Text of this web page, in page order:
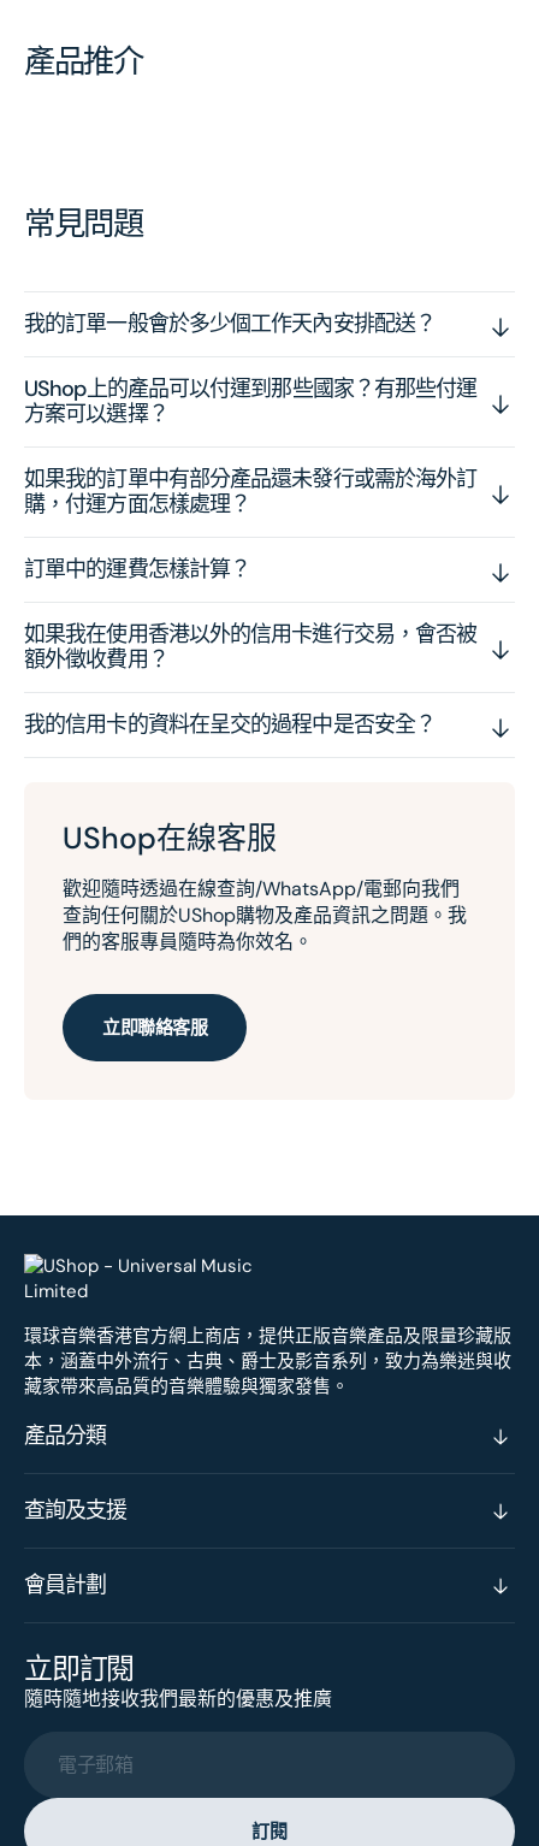
產品推介
常見問題
我的訂單一般會於多少個工作天內安排配送？
UShop上的產品可以付運到那些國家？有那些付運
方案可以選擇？
如果我的訂單中有部分產品還未發行或需於海外訂
購，付運方面怎樣處理？
訂單中的運費怎樣計算？
如果我在使用香港以外的信用卡進行交易，會否被
額外徵收費用？
我的信用卡的資料在呈交的過程中是否安全？
UShop在線客服
歡迎隨時透過在線查詢/WhatsApp/電郵向我們
查詢任何關於UShop購物及產品資訊之問題。我
們的客服專員隨時為你效名。
立即聯絡客服
環球音樂香港官方網上商店，提供正版音樂產品及限量珍藏版
本，涵蓋中外流行、古典、爵士及影音系列，致力為樂迷與收
藏家帶來高品質的音樂體驗與獨家發售。
產品分類
查詢及支援
會員計劃
立即訂閱
隨時隨地接收我們最新的優惠及推廣
電子郵箱
訂閱